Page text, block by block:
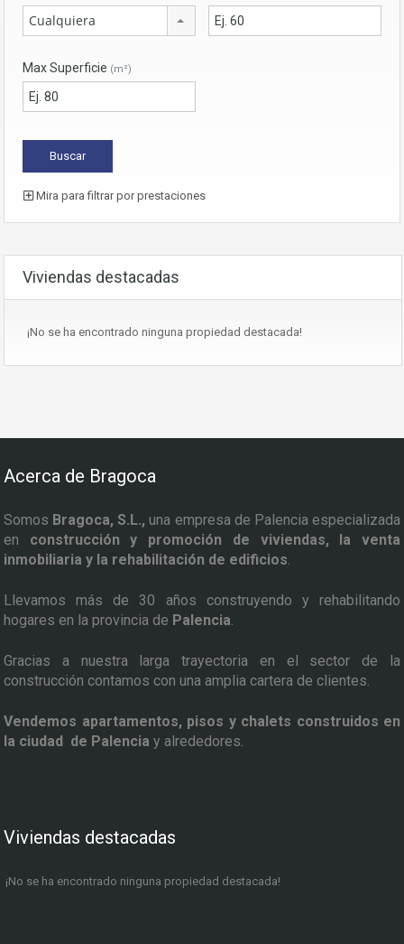
Cualquiera
Max Superficie (m²)
Mira para filtrar por prestaciones
Viviendas destacadas
¡No se ha encontrado ninguna propiedad destacada!
Acerca de Bragoca
Somos Bragoca, S.L.,una empresa de Palencia especializada
en construcción y promoción de viviendas, la venta
inmobiliaria y la rehabilitación de edificios.
Llevamos más de 30 años construyendo y rehabilitando
hogares en la provincia de Palencia.
Gracias a nuestra larga trayectoria en el sector de la
construcción contamos con una amplia cartera de clientes.
Vendemos apartamentos, pisos y chalets construidos en
la ciudad de Palencia y alrededores.
Viviendas destacadas
¡No se ha encontrado ninguna propiedad destacada!